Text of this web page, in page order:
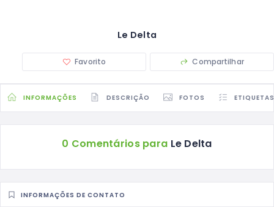
Le Delta
Favorito Compartilhar
INFORMAÇÕES DESCRIÇÃO FOTOS ETIQUETAS
0 Comentários para Le Delta
INFORMAÇÕES DE CONTATO